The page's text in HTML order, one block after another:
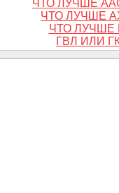
ЧТО ЛУЧШЕ
ЧТО ЛУЧШЕ
ЧТО ЛУЧШЕ
ГВЛ ИЛИ